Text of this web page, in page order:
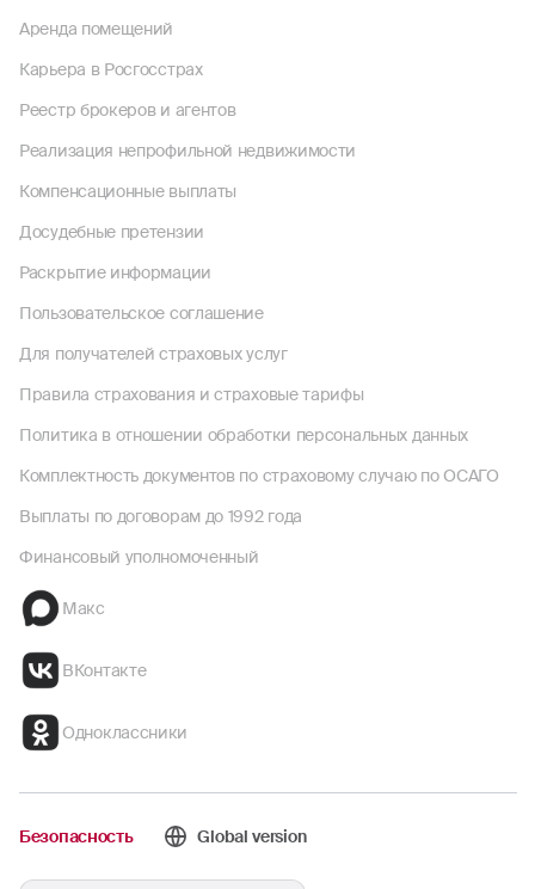
Аренда помещений
Карьера в Росгосстрах
Реестр брокеров и агентов
Реализация непрофильной недвижимости
Компенсационные выплаты
Досудебные претензии
Раскрытие информации
Пользовательское соглашение
Для получателей страховых услуг
Правила страхования и страховые тарифы
Политика в отношении обработки персональных данных
Комплектность документов по страховому случаю по ОСАГО
Выплаты по договорам до 1992 года
Финансовый уполномоченный
Макс
ВКонтакте
Одноклассники
Безопасность Global version